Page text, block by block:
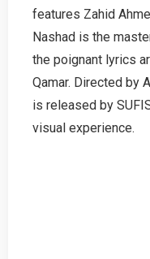
Tamil
Malayalam
features Zahid
Nashad is the
the poignant lyrics
Qamar. Directed by
is released by
visual experience.